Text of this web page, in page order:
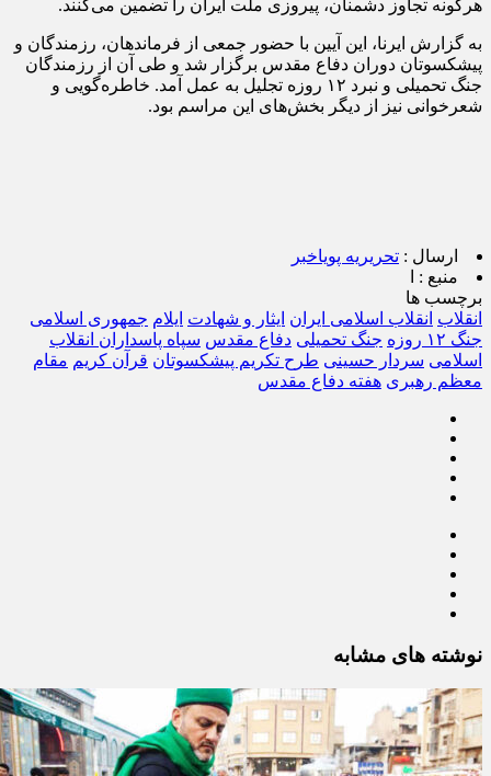
هرگونه تجاوز دشمنان، پیروزی ملت ایران را تضمین می‌کنند.
به گزارش ایرنا، این آیین با حضور جمعی از فرماندهان، رزمندگان و
پیشکسوتان دوران دفاع مقدس برگزار شد و طی آن از رزمندگان
جنگ تحمیلی و نبرد ۱۲ روزه تجلیل به عمل آمد. خاطره‌گویی و
شعرخوانی نیز از دیگر بخش‌های این مراسم بود.
ارسال : تحریریه پویاخبر
منبع :
برچسب ها
انقلاب انقلاب اسلامی ایران ایثار و شهادت ایلام جمهوری اسلامی
جنگ ۱۲ روزه
جنگ تحمیلی دفاع مقدس سپاه پاسداران انقلاب
اسلامی سردار حسینی طرح تکریم پیشکسوتان قرآن کریم مقام
‌معظم رهبری هفته دفاع مقدس
نوشته های مشابه